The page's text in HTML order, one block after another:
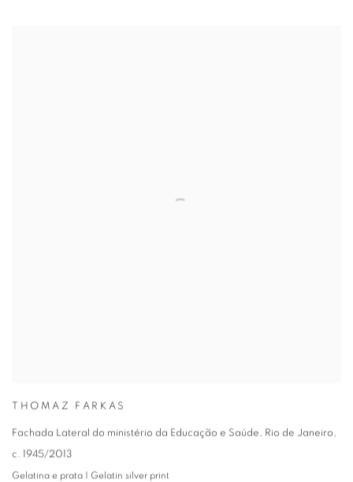
THOMAZ FARKAS
Fachada Lateral do ministério da Educação e Saúde, Rio de Janeiro,
c. 1945/2013
Gelatina e prata | Gelatin silver print